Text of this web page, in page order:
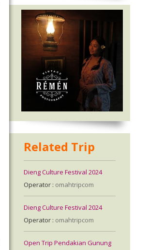
Related Trip
Dieng Culture Festival 2024
Operator : omahtripcom
Dieng Culture Festival 2024
Operator : omahtripcom
Open Trip Pendakian Gunung